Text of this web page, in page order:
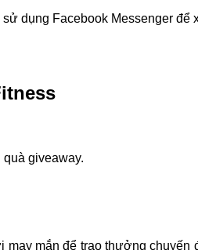
dụng Facebook Messenger
giveaway.
mắn để trao thưởng